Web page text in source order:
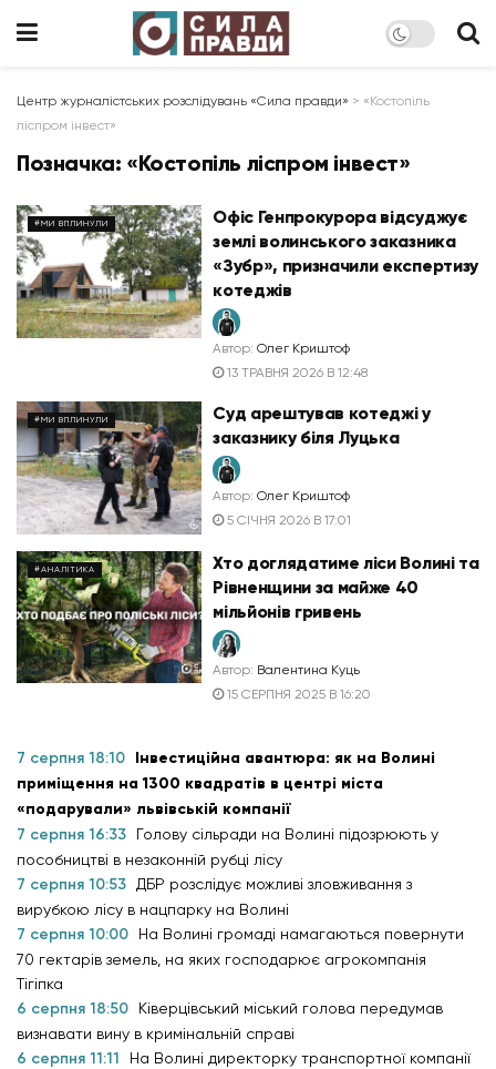
Центр журналістських розслідувань «Сила правди» > «Костопіль
ліспром інвест»
Позначка: «Костопіль ліспром інвест»
#МИ ВПЛИНУЛИ
Офіс Генпрокурора відсуджує
землі волинського заказника
«Зубр», призначили експертизу
котеджів
Автор: Олег Криштоф
13 ТРАВНЯ 2026 В 12:48
#МИ ВПЛИНУЛИ
Суд арештував котеджі у
заказнику біля Луцька
Автор: Олег Криштоф
5 СІЧНЯ 2026 В 17:01
#АНАЛІТИКА
Хто доглядатиме ліси Волині та
Рівненщини за майже 40
мільйонів гривень
Автор: Валентина Куць
15 СЕРПНЯ 2025 В 16:20
7 серпня 18:10 Інвестиційна авантюра: як на Волині
приміщення на 1300 квадратів в центрі міста
«подарували» львівській компанії
7 серпня 16:33
Голову сільради на Волині підозрюють у
пособництві в незаконній рубці лісу
7 серпня 10:53
ДБР розслідує можливі зловживання з
вирубкою лісу в нацпарку на Волині
7 серпня 10:00
На Волині громаді намагаються повернути
70 гектарів земель, на яких господарює агрокомпанія
Тігіпка
6 серпня 18:50
Ківерцівський міський голова передумав
визнавати вину в кримінальній справі
6 серпня 11:11
На Волині директорку транспортної компанії